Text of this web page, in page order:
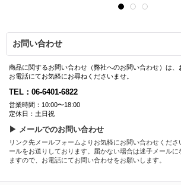
お問い合わせ
商品に関するお問い合わせ（弊社へのお問い合わせ）は
お電話にてお気軽にお尋ねくださいませ。
TEL：06-6401-6822
営業時間：10:00〜18:00
定休日：土日祝
▶ メールでのお問い合わせ
リンク先メールフォームよりお気軽にお問い合わせくださ
ールをお送りしております。届かない場合は迷子メール
ますので、お電話にてお問い合わせをお願いします。